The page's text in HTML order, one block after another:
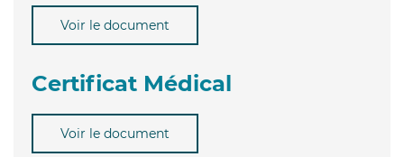
Voir le document
Certificat Médical
Voir le document